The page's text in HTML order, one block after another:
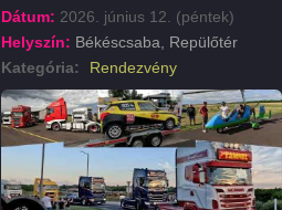
Dátum: 2026. június 12. (péntek)
Helyszín: Békéscsaba, Repülőtér
Kategória:
Rendezvény